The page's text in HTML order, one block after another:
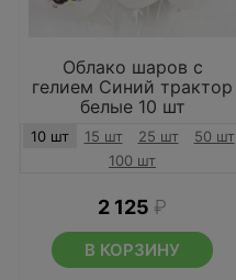
Облако шаров с
гелием Синий трактор
белые 10 шт
10 шт 15 шт 25 шт
50 шт
100 шт
2 125 ₽
В КОРЗИНУ